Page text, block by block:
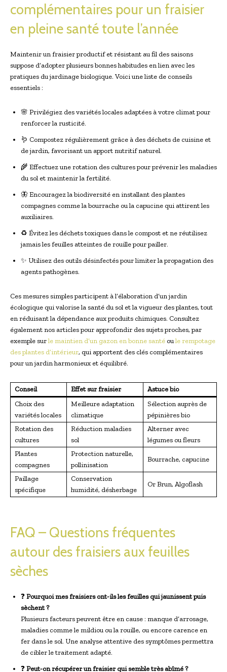
complémentaires pour un fraisier
en pleine santé toute l’année
Maintenir un fraisier productif et résistant au fil des saisons
suppose d’adopter plusieurs bonnes habitudes en lien avec les
pratiques du jardinage biologique. Voici une liste de conseils
essentiels :
🌸 Privilégiez des variétés locales adaptées à votre climat pour
renforcer la rusticité.
🪱 Compostez régulièrement grâce à des déchets de cuisine et
de jardin, favorisant un apport nutritif naturel.
🌾 Effectuez une rotation des cultures pour prévenir les maladies
du sol et maintenir la fertilité.
🦋 Encouragez la biodiversité en installant des plantes
compagnes comme la bourrache ou la capucine qui attirent les
auxiliaires.
♻️ Évitez les déchets toxiques dans le compost et ne réutilisez
jamais les feuilles atteintes de rouille pour pailler.
✨ Utilisez des outils désinfectés pour limiter la propagation des
agents pathogènes.
Ces mesures simples participent à l’élaboration d’un jardin
écologique qui valorise la santé du sol et la vigueur des plantes, tout
en réduisant la dépendance aux produits chimiques. Consultez
également nos articles pour approfondir des sujets proches, par
exemple surle maintien d’un gazon en bonne santé oule rempotage
des plantes d’intérieur, qui apportent des clés complémentaires
pour un jardin harmonieux et équilibré.
Conseil Effet sur fraisier
Astuce bio
Choix des
variétés locales
Meilleure adaptation
climatique
Sélection auprès de
pépinières bio
Rotation des
cultures
Réduction maladies
sol
Alterner avec
légumes ou fleurs
Plantes
compagnes
Protection naturelle,
pollinisation
Bourrache, capucine
Paillage
spécifique
Conservation
humidité, désherbage
Or Brun, Algoflash
FAQ – Questions fréquentes
autour des fraisiers aux feuilles
sèches
❓Pourquoi mes fraisiers ont-ils les feuilles qui jaunissent puis
sèchent ?
Plusieurs facteurs peuvent être en cause : manque d’arrosage,
maladies comme le mildiou ou la rouille, ou encore carence en
fer dans le sol. Une analyse attentive des symptômes permettra
de cibler le traitement adapté.
❓Peut-on récupérer un fraisier qui semble très abîmé ?